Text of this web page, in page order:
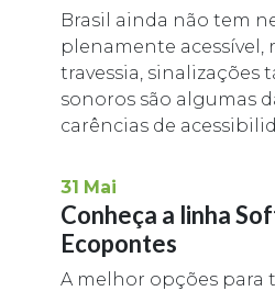
Brasil ainda não tem
plenamente acessível,
travessia, sinalizações
sonoros são algumas
carências de
31 Mai
Conheça a linha
Ecopontes
A melhor opções para